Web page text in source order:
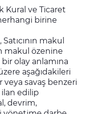
Kural ve Ticaret
birine
makul
makul özenine
olay anlamına
aşağıdakileri
veya savaş benzeri
edilip
devrim,